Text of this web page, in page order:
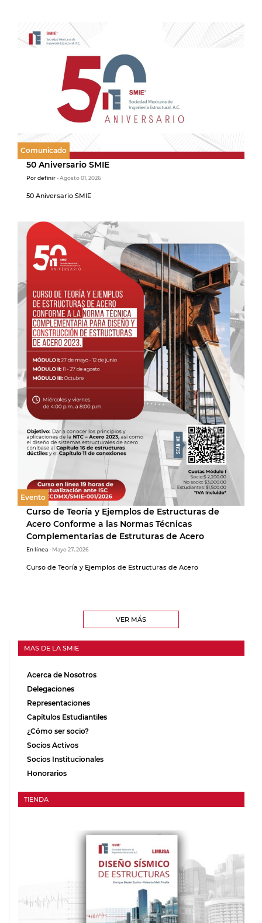
Comunicado
50 Aniversario SMIE
Por definir- Agosto 01, 2026
50 Aniversario SMIE
Evento
Curso de Teoría y Ejemplos de Estructuras de
Acero Conforme a las Normas Técnicas
Complementarias de Estruturas de Acero
En línea- Mayo 27, 2026
Curso de Teoría y Ejemplos de Estructuras de Acero
VER MÁS
MAS DE LA SMIE
Acerca de Nosotros
Delegaciones
Representaciones
Capítulos Estudiantiles
¿Cómo ser socio?
Socios Activos
Socios Institucionales
Honorarios
TIENDA